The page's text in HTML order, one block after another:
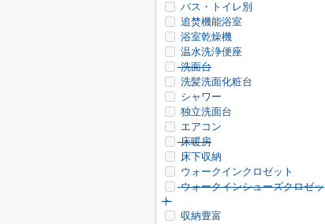
バス・トイレ別
追焚機能浴室
浴室乾燥機
温水洗浄便座
洗面台
洗髪洗面化粧台
シャワー
独立洗面台
エアコン
床暖房
床下収納
ウォークインクロゼット
ウォークインシューズクロゼッ
ト
収納豊富